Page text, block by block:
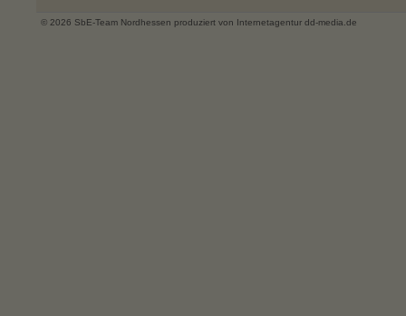
© 2026 SbE-Team Nordhessen produziert von Internetagentur dd-media.de